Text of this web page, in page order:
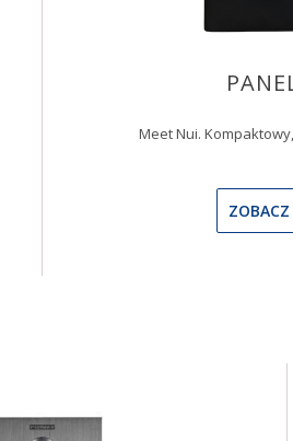
Meet Nui.
ZOBACZ